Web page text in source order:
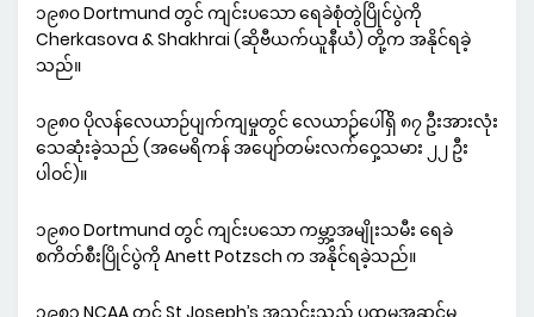
၁၉၈၀ Dortmund တွင် ကျင်းပသော ရေခဲစုံတွဲပြိုင်ပွဲကို
Cherkasova & Shakhrai (ဆိုဗီယက်ယူနီယံ) တို့က အနိုင်ရခဲ့
သည်။
၁၉၈၀ ပိုလန်လေယာဉ်ပျက်ကျမှုတွင် လေယာဉ်ပေါ်ရှိ ၈၇ ဦးအားလုံး
သေဆုံးခဲ့သည် (အမေရိကန် အပျော်တမ်းလက်ဝှေ့သမား ၂၂ ဦး
ပါဝင်)။
၁၉၈၀ Dortmund တွင် ကျင်းပသော ကမ္ဘာ့အမျိုးသမီး ရေခဲ
စကိတ်စီးပြိုင်ပွဲကို Anett Potzsch က အနိုင်ရခဲ့သည်။